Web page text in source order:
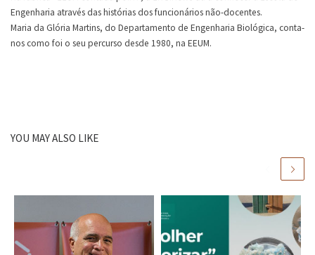
Engenharia através das histórias dos funcionários não-docentes.
Maria da Glória Martins, do Departamento de Engenharia Biológica, conta-
nos como foi o seu percurso desde 1980, na EEUM.
YOU MAY ALSO LIKE